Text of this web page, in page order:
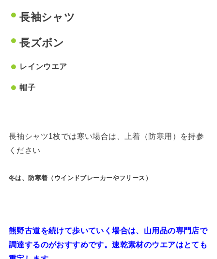
長袖シャツ
長ズボン
レインウエア
帽子
長袖シャツ1枚では寒い場合は、上着（防寒用）を持参
ください
冬は、 防寒着（ウインドブレーカーやフリース）
熊野古道を続けて歩いていく場合は、山用品の専門店で
調達するのがおすすめです。速乾素材のウエアはとても